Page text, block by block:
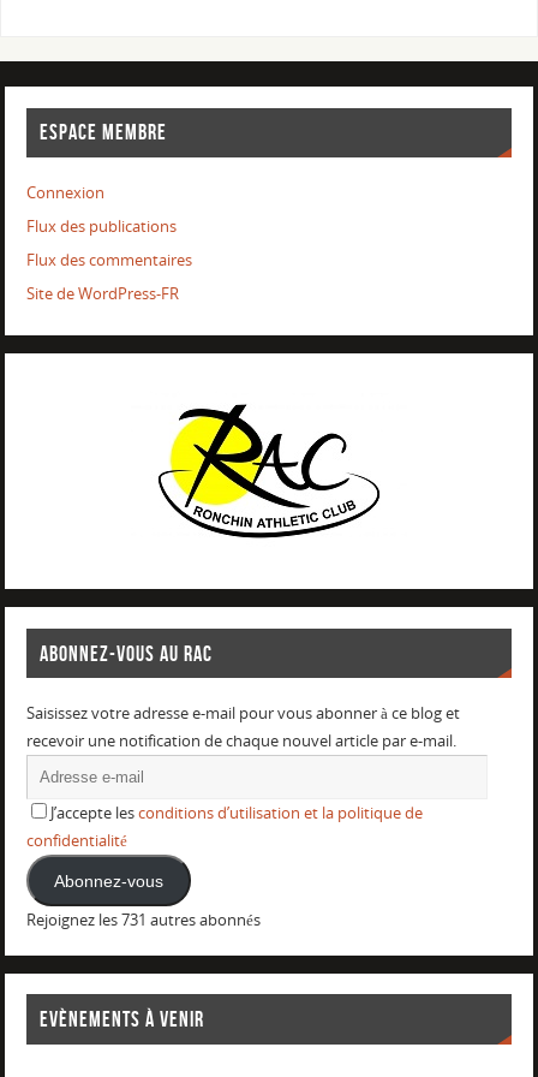
ESPACE MEMBRE
Connexion
Flux des publications
Flux des commentaires
Site de WordPress-FR
ABONNEZ-VOUS AU RAC
Saisissez votre adresse e-mail pour vous abonner à ce blog et
recevoir une notification de chaque nouvel article par e-mail.
J’accepte lesconditions d’utilisation et la politique de
confidentialité
Abonnez-vous
Rejoignez les 731 autres abonnés
EVÈNEMENTS À VENIR